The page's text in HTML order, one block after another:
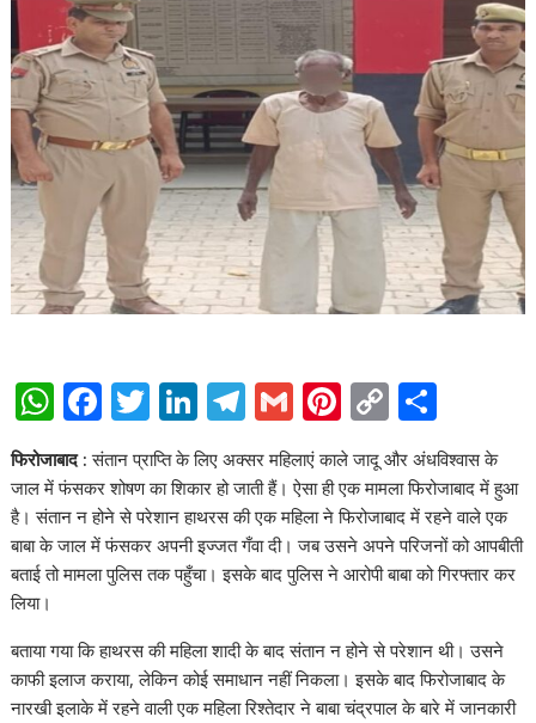
W
at
s
A
p
F
ac
e
b
o
o
T
w
itt
er
Li
n
k
e
dI
n
T
e
gr
a
m
G
m
ai
l
Pi
nt
er
e
st
C
o
p
y
Li
n
k
h
ar
e
फिरोजाबाद : संतान प्राप्ति के लिए अक्सर महिलाएं काले जादू और अंधविश्वास के
जाल में फंसकर शोषण का शिकार हो जाती हैं। ऐसा ही एक मामला फिरोजाबाद में हुआ
है। संतान न होने से परेशान हाथरस की एक महिला ने फिरोजाबाद में रहने वाले एक
बाबा के जाल में फंसकर अपनी इज्जत गँवा दी। जब उसने अपने परिजनों को आपबीती
बताई तो मामला पुलिस तक पहुँचा। इसके बाद पुलिस ने आरोपी बाबा को गिरफ्तार कर
लिया।
बताया गया कि हाथरस की महिला शादी के बाद संतान न होने से परेशान थी। उसने
काफी इलाज कराया, लेकिन कोई समाधान नहीं निकला। इसके बाद फिरोजाबाद के
नारखी इलाके में रहने वाली एक महिला रिश्तेदार ने बाबा चंद्रपाल के बारे में जानकारी